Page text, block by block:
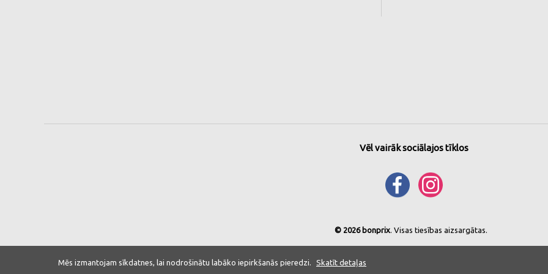
Vēl vairāk sociālajos tīklos
© 2026 bonprix. Visas tiesības aizsargātas.
Mēs izmantojam sīkdatnes, lai nodrošinātu labāko iepirkšanās pieredzi. Skatīt detaļas